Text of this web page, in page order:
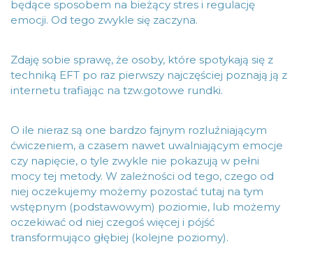
będące sposobem na bieżący stres i regulację
emocji. Od tego zwykle się zaczyna.
Zdaję sobie sprawę, że osoby, które spotykają się z
techniką EFT po raz pierwszy najczęściej poznają ją z
internetu trafiając na tzw.gotowe rundki.
O ile nieraz są one bardzo fajnym rozluźniającym
ćwiczeniem, a czasem nawet uwalniającym emocje
czy napięcie, o tyle zwykle nie pokazują w pełni
mocy tej metody. W zależności od tego, czego od
niej oczekujemy możemy pozostać tutaj na tym
wstępnym (podstawowym) poziomie, lub możemy
oczekiwać od niej czegoś więcej i pójść
transformująco głębiej (kolejne poziomy).